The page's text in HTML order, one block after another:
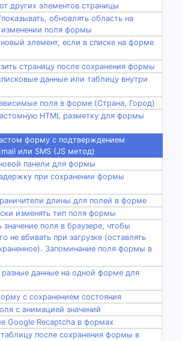
других элементов страницы
обновлять область на
изменении поля формы
элемент, если в списке на форме
страницу после сохранения формы
данные или таблицу внутри
поля в форме (Страна, Город)
HTML разметку для формы
форму с подтверждением
или SMS (JS метод)
панели для формы
при сохранении формы
длины для полей в форме
изменять тип поля формы
значение поля в браузере, чтобы
не вбивать при загрузке (оставлять
Запоминание поля формы в
разные данные на одной форме для
с сохранением состояния
с анимацией значений
Google Recaptcha в формах
после сохранения формы в